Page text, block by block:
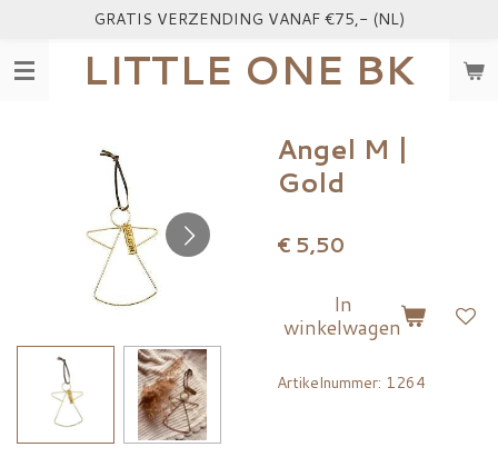
naar
LITTLE ONE BK
GRATIS VERZENDING VANAF €75,- (NL)
Angel M |
Gold
€ 5,50
In
winkelwagen
Artikelnummer: 1264